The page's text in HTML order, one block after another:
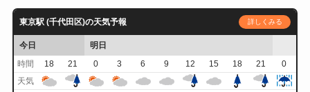
東京駅 (千代田区)の天気予報 詳しくみる
今日
明日
時間
18 21 0 3 6 9 12 15 18 21
0
天気